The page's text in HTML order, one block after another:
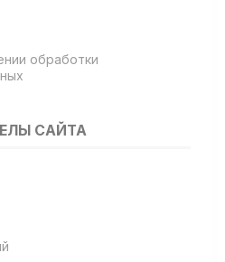
обработки
САЙТА